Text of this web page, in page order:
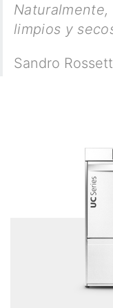
limpios y
Sandro